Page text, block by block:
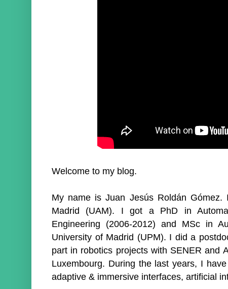
Welcome to my blog.
My name is Juan Jesús Roldán
Madrid (UAM). I got a PhD in
Engineering (2006-2012) and MSc in
University of Madrid (UPM). I did a
part in robotics projects with SENER and
Luxembourg. During the last years, I
adaptive & immersive interfaces, artificial